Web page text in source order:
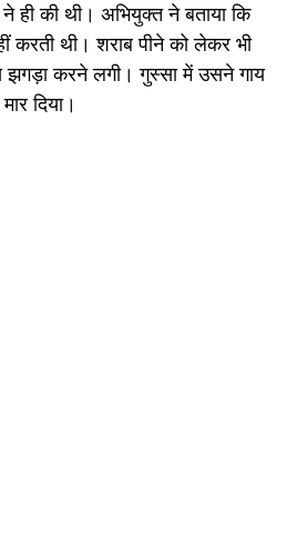
ही की थी। अभियुक्त ने बताया कि
करती थी। शराब पीने को लेकर भी
करने लगी। गुस्सा में उसने गाय
दिया।